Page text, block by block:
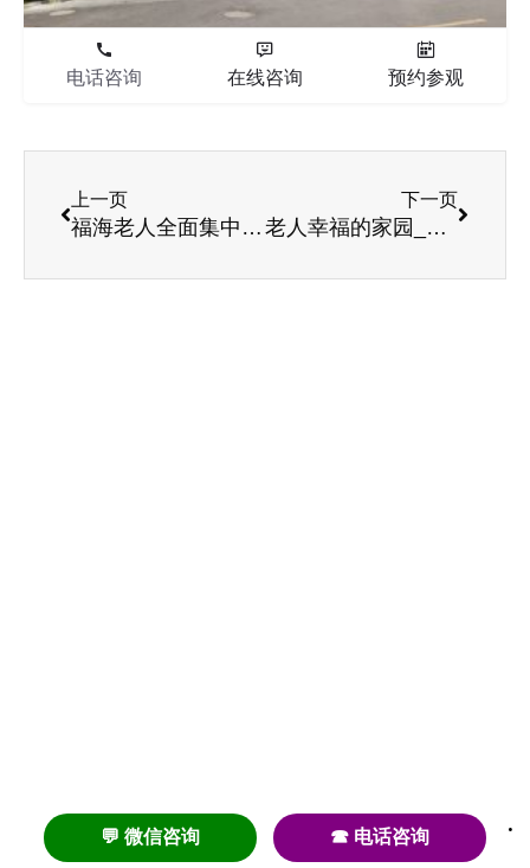
电话咨询 在线咨询 预约参观
上一页
福海老人全面集中体检开始
下一页
老人幸福的家园__反哺堂汉阴分院
💬 微信咨询 ☎ 电话咨询